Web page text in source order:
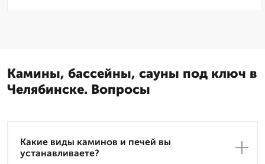
Камины, бассейны, сауны под ключ в
Челябинске. Вопросы
Какие виды каминов и печей вы
устанавливаете?